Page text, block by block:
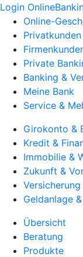
Login
Online-
Privatkunden
Private
Banking &
Meine Bank
Service &
Girokonto &
Kredit &
Immobilie &
Zukunft &
Geldanlage
Übersicht
Beratung
Produkte